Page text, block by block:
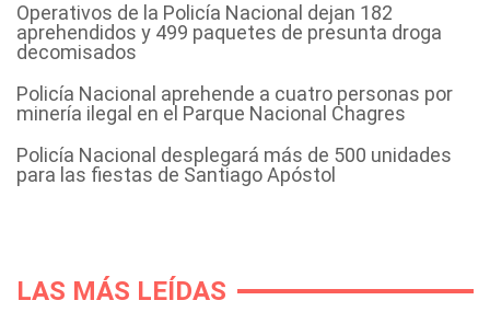
Operativos de la Policía Nacional dejan 182
aprehendidos y 499 paquetes de presunta droga
decomisados
Policía Nacional aprehende a cuatro personas por
minería ilegal en el Parque Nacional Chagres
Policía Nacional desplegará más de 500 unidades
para las fiestas de Santiago Apóstol
LAS MÁS LEÍDAS